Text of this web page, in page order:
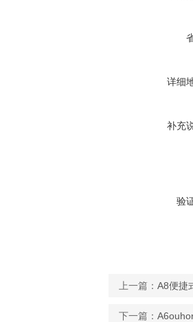
详细
补充
验
上一篇： A8便捷
下一篇：